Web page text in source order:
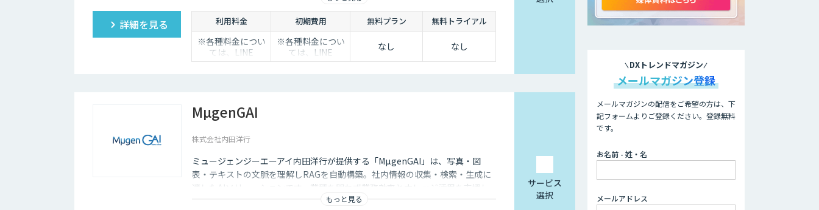
詳細を見る 利用料金 初期費用 無料プラン 無料トライアル
※各種料金につい
ては、LINE
WORKS Visionの
※各種料金につい
ては、LINE
WORKS Visionの
なし なし
MµgenGAI
株式会社内田洋行
ミュージェンジーエーアイ内田洋行が提供する「MµgenGAI」は、写真・図
表・テキストの文脈を理解しRAGを自動構築。社内情報の収集・検索・生成に
適したAIソリューションです。業種を問わず業務効率とナレッジ活用を支援し
もっと見る
サービス
選択
DXトレンドマガジン
メールマガジン登録
メールマガジンの配信をご希望の方は、下
記フォームよりご登録ください。登録無料
です。
お名前 - 姓・名
メールアドレス